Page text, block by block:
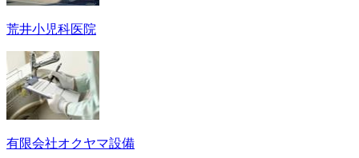
荒井小児科医院
有限会社オクヤマ設備